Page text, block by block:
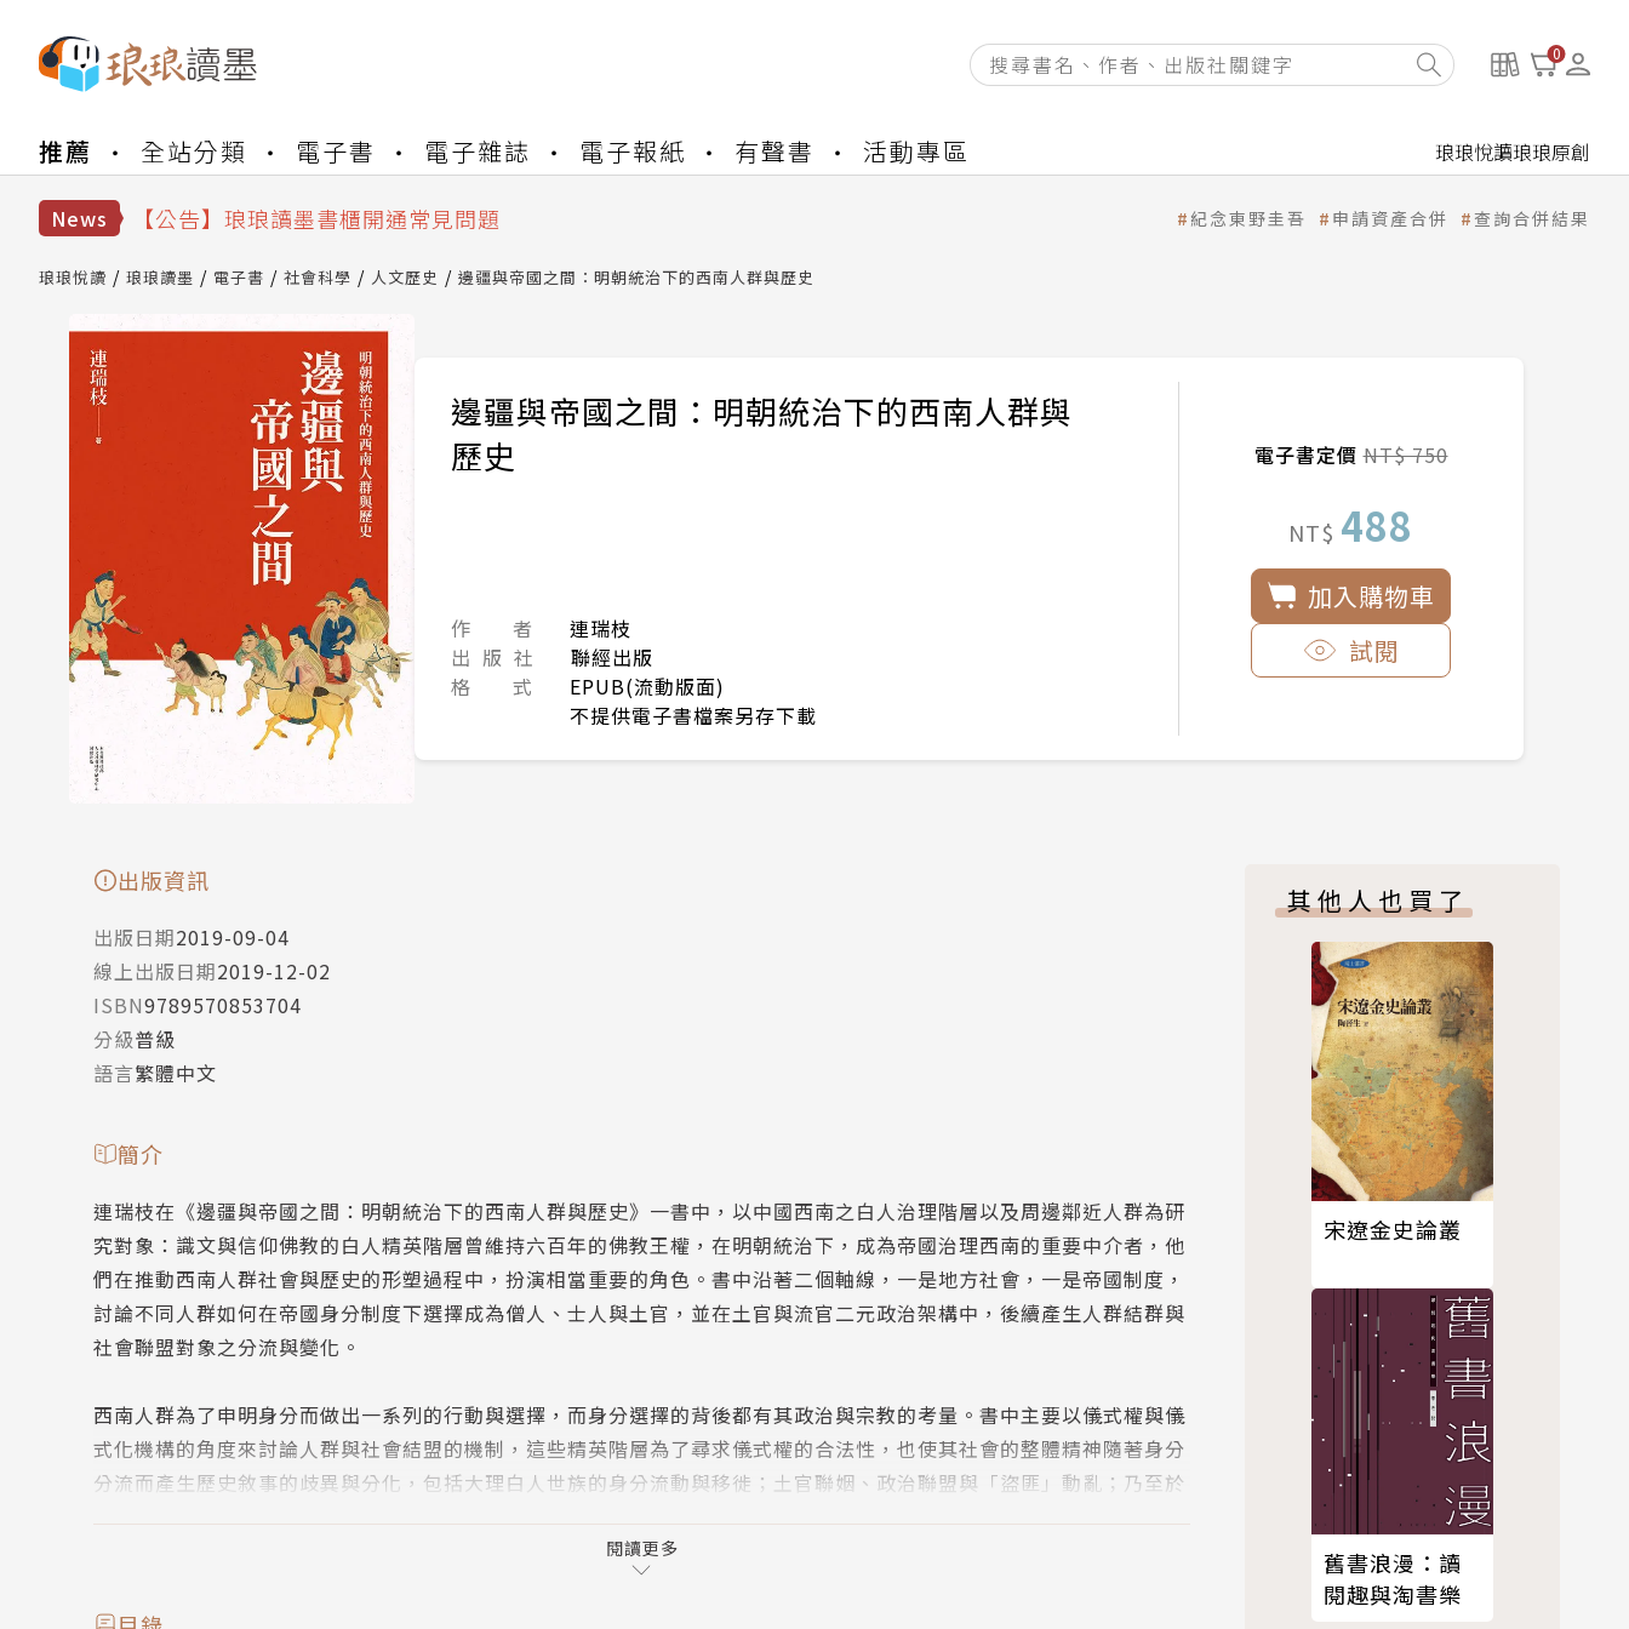
0
推薦 全站分類 電子書 電子雜誌 電子報紙 有聲書 活動專區 琅琅悅讀琅琅原創
News
【公告】琅琅讀墨數位閱讀資產合併與書櫃開通申請
【公告】琅琅讀墨 3 分鐘完成書櫃開通與資產合併申請圖文教學
【公告】琅琅讀墨數位閱讀資產合併與書櫃開通申請
紀念東野圭吾 申請資產合併 查詢合併結果
琅琅悅讀 琅琅讀墨 電子書 社會科學 人文歷史 邊疆與帝國之間：明朝統治下的西南人群與歷史
邊疆與帝國之間：明朝統治下的西南人群與
歷史
作 者
連瑞枝
出 版 社
聯經出版
格 式
EPUB(流動版面)
不提供電子書檔案另存下載
電子書定價NT$ 750
NT$ 488
加入購物車
試閱
出版資訊
出版日期2019-09-04
線上出版日期2019-12-02
ISBN9789570853704
分級普級
語言繁體中文
簡介
連瑞枝在《邊疆與帝國之間：明朝統治下的西南人群與歷史》一書中，以中國西南之白人治理階層以及周邊鄰近人群為研
究對象：識文與信仰佛教的白人精英階層曾維持六百年的佛教王權，在明朝統治下，成為帝國治理西南的重要中介者，他
們在推動西南人群社會與歷史的形塑過程中，扮演相當重要的角色。書中沿著二個軸線，一是地方社會，一是帝國制度，
討論不同人群如何在帝國身分制度下選擇成為僧人、士人與土官，並在土官與流官二元政治架構中，後續產生人群結群與
社會聯盟對象之分流與變化。
西南人群為了申明身分而做出一系列的行動與選擇，而身分選擇的背後都有其政治與宗教的考量。書中主要以儀式權與儀
式化機構的角度來討論人群與社會結盟的機制，這些精英階層為了尋求儀式權的合法性，也使其社會的整體精神隨著身分
分流而產生歷史敘事的歧異與分化，包括大理白人世族的身分流動與移徙；土官聯姻、政治聯盟與「盜匪」動亂；乃至於
全書以地方人群的流動與階層重組、口傳到文字書寫、正統儀式權與歷史話語權等角度，來描寫一段族群政治流變與族群
形塑的歷史。是一本致力於從邊境人群角度重構歷史的學術作品。
閱讀更多
其他人也買了
宋遼金史論叢
舊書浪漫：讀
閱趣與淘書樂